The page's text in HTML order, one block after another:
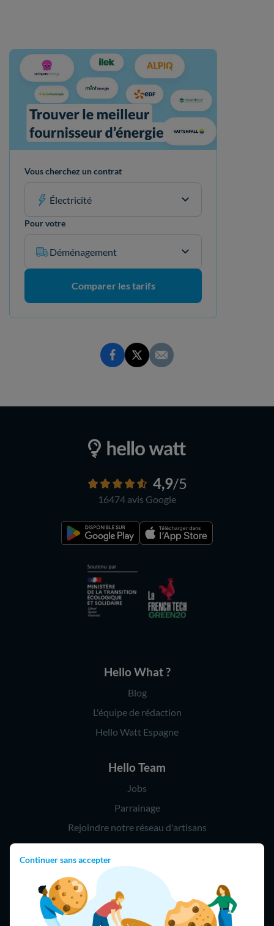
Continuer sans accepter
Vous cherchez un contrat
Électricité
Pour votre
Déménagement
Comparer les tarifs
4,9/5
16474 avis Google
Hello What ?
Blog
L'équipe de rédaction
Hello Watt Espagne
Hello Team
Jobs
Parrainage
Rejoindre notre réseau d'artisans
Hello !
09 75 18 60 60
(8h-21h)
75018 Paris